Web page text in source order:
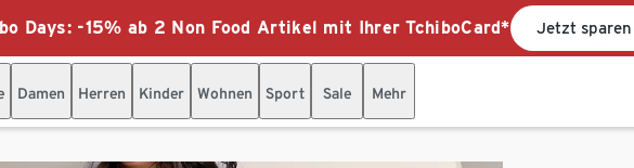
Days: -15% ab 2 Non Food Artikel mit Ihrer TchiboCard* Jetzt sparen
Damen Herren Kinder Wohnen Sport Sale Mehr